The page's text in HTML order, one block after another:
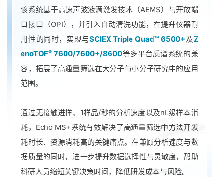
该系统基于高速声波液滴激发技术（AEMS）与开放端
口接口（OPI），并引入自动清洗功能，在提升仪器耐
用性的同时，实现与SCIEX Triple Quad™ 6500+及Z
enoTOF® 7600/7600+/8600等多平台质谱系统的兼
容，拓展了高通量筛选在大分子与小分子研究中的应用
范围。
通过无接触进样、1样品/秒的分析速度以及nL级样本消
耗，Echo MS+系统有效解决了高通量筛选中方法开发
耗时长、资源消耗高的关键痛点。在兼顾分析速度与数
据质量的同时，进一步提升数据选择性与灵敏度，帮助
科研人员缩短关键决策时间，降低研发成本与风险。